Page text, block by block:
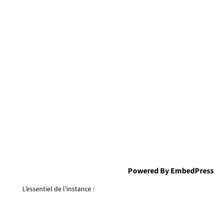
Powered By EmbedPress
L’essentiel de l’instance :